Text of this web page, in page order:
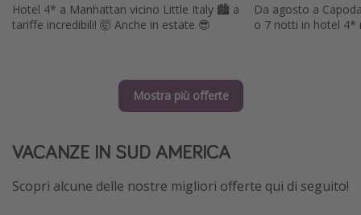
Hotel 4* a Manhattan vicino Little Italy 🏙️ a
tariffe incredibili! 🤯 Anche in estate 😎
Da agosto a
o 7 notti in hotel 4*
Mostra più offerte
VACANZE IN SUD AMERICA
Scopri alcune delle nostre migliori offerte qui di seguito!